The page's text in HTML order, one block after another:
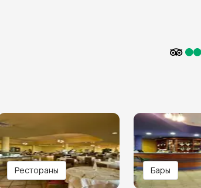
Рестораны Бары